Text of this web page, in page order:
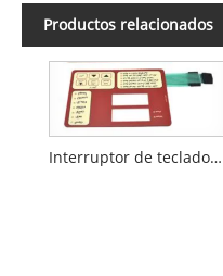
Productos relacionados
Interruptor de teclado de membrana con botón pulsador